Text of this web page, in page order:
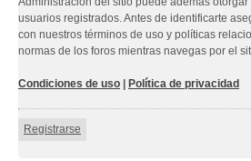
usuarios registrados. Antes de identificarte
con nuestros términos de uso y políticas
normas de los foros mientras navegas por el
Condiciones de uso Política de privacidad
Registrarse